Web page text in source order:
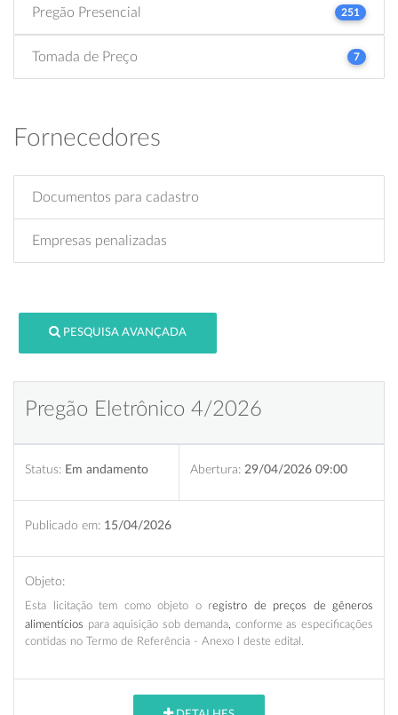
Pregão Presencial 251
Tomada de Preço 7
Fornecedores
Documentos para cadastro
Empresas penalizadas
PESQUISA AVANÇADA
Pregão Eletrônico 4/2026
Status: Em andamento Abertura: 29/04/2026 09:00
Publicado em: 15/04/2026
Objeto:
Esta licitação tem como objeto o registro de preços de gêneros
alimentícios para aquisição sob demanda conforme as especificações
contidas no Termo de Referência - Anexo I deste edital.